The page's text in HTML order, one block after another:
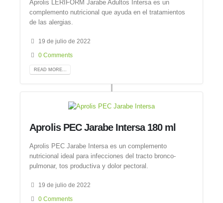
Aprolis LERIFORM Jarabe Adultos Intersa es un
complemento nutricional que ayuda en el tratamientos
de las alergias.
19 de julio de 2022
0 Comments
READ MORE...
Aprolis PEC Jarabe Intersa 180 ml
Aprolis PEC Jarabe Intersa es un complemento
nutricional ideal para infecciones del tracto bronco-
pulmonar, tos productiva y dolor pectoral.
19 de julio de 2022
0 Comments